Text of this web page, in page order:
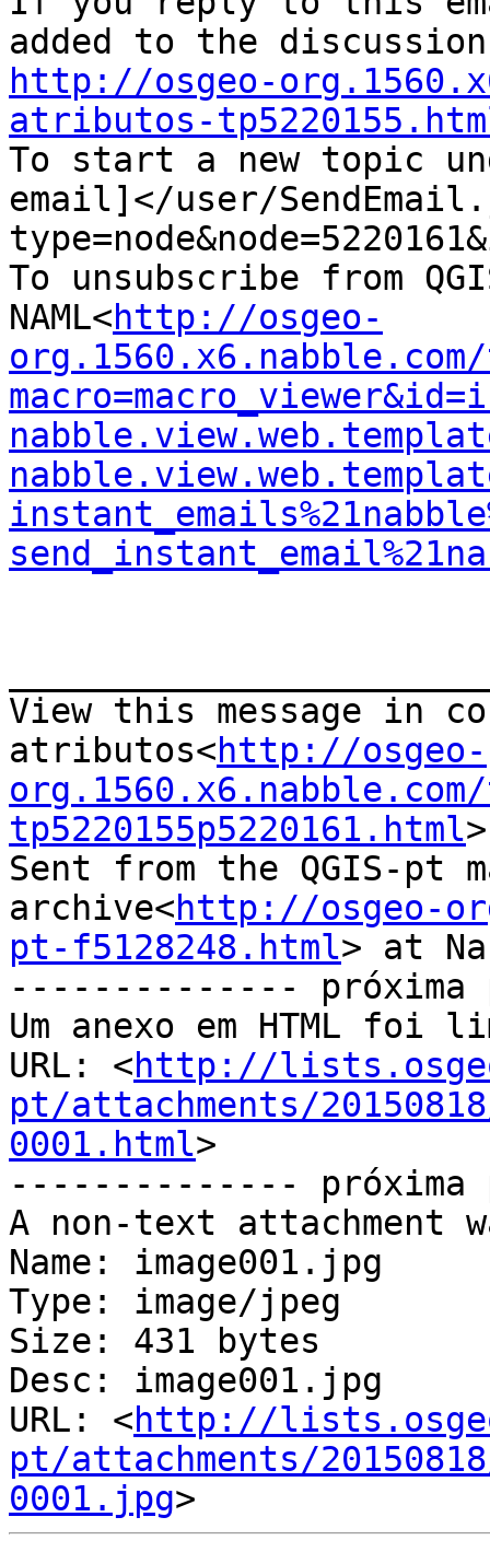
http://osgeo-
atributos-
To start a new topic
email]</user/
To unsubscribe from
NAML<http://osgeo-
View this message in
atributos<http://osgeo-
tp5220155p5220161.html>
Sent from the QGIS-
archive<http://osgeo-
pt-f5128248.html> at
--------------
Um anexo em HTML foi
URL: <http://
pt/attachments/
0001.html>
--------------
A non-text attachment
Name: image001.jpg
Type: image/jpeg
Size: 431 bytes
Desc: image001.jpg
URL: <http://
pt/attachments/
0001.jpg